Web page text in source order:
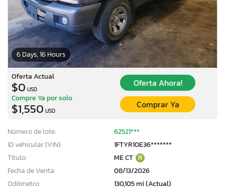
6 Days, 16 Hours
Oferta Actual
$0 USD
Oferta Ahora!
Compre Ya por solo
$1,550 USD
Comprar Ya
Número de lote:
62521***
ID vehicular (VIN):
1FTYR10E36*******
Título:
ME CT R
Fecha de Venta:
08/13/2026
Odómetro:
130,105 mi (Actual)